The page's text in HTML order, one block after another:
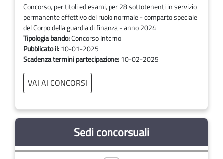
Concorso, per titoli ed esami, per 28 sottotenenti in servizio
permanente effettivo del ruolo normale - comparto speciale
del Corpo della guardia di finanza - anno 2024
Tipologia bando:Concorso Interno
Pubblicato il:10-01-2025
Scadenza termini partecipazione:10-02-2025
VAI AI CONCORSI
Sedi concorsuali